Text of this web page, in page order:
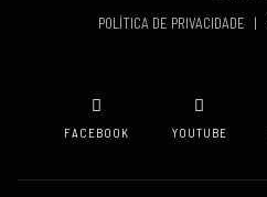
POLÍTICA DE PRIVACIDADE
|
FACEBOOK YOUTUBE